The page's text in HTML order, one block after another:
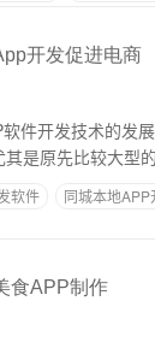
开发促进电商
件开发技术的发
是原先比较大型
软件 同城本地APP
食APP制作